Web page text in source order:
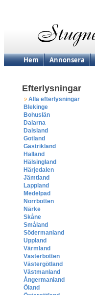
Hem Annonsera
Efterlysningar
Alla efterlysningar
Blekinge
Bohuslän
Dalarna
Dalsland
Gotland
Gästrikland
Halland
Hälsingland
Härjedalen
Jämtland
Lappland
Medelpad
Norrbotten
Närke
Skåne
Småland
Södermanland
Uppland
Värmland
Västerbotten
Västergötland
Västmanland
Ångermanland
Öland